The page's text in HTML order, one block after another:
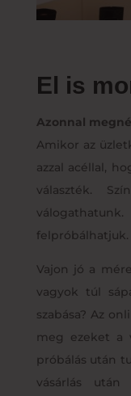
El is
Azonnal
Amikor az
azzal acéllal,
választék.
felpróbálhatjuk.
Vajon jó a
vagyok túl
szabása? Az
meg ezeket a
próbálás után
vásárlás